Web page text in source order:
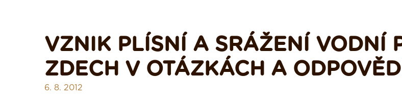
VZNIK PLÍSNÍ A SRÁŽENÍ VODNÍ
ZDECH V OTÁZKÁCH A
6. 8. 2012